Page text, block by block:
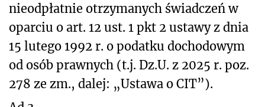
nieodpłatnie otrzymanych świadczeń w
oparciu o art. 12 ust. 1 pkt 2 ustawy z dnia
15 lutego 1992 r. o podatku dochodowym
od osób prawnych (t.j. Dz.U. z 2025 r. poz.
278 ze zm., dalej: „Ustawa o CIT”).